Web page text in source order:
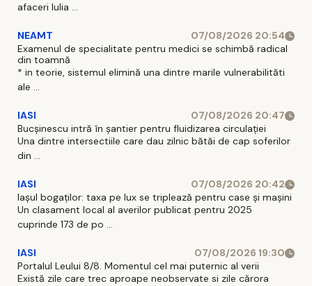
afaceri Iulia ...
NEAMT
07/08/2026 20:54
Examenul de specialitate pentru medici se schimbă radical
din toamnă
* in teorie, sistemul elimină una dintre marile vulnerabilităti
ale ...
IASI
07/08/2026 20:47
Bucșinescu intră în șantier pentru fluidizarea circulației
Una dintre intersectiile care dau zilnic bătăi de cap soferilor
din ...
IASI
07/08/2026 20:42
Iașul bogaților: taxa pe lux se triplează pentru case și mașini
Un clasament local al averilor publicat pentru 2025
cuprinde 173 de po ...
IASI
07/08/2026 19:30
Portalul Leului 8/8. Momentul cel mai puternic al verii
Există zile care trec aproape neobservate si zile cărora